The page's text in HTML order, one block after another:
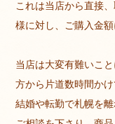
これは当店から直接
様に対し、ご購入金
当店は大変有難いこ
方から片道数時間か
結婚や転勤で札幌を